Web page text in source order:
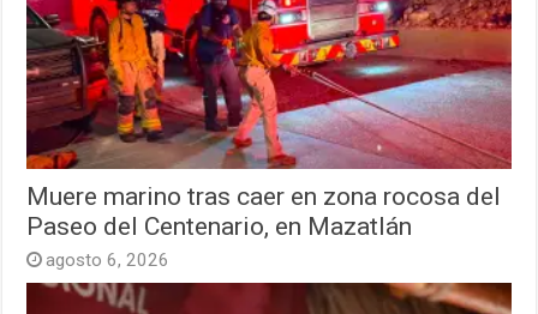
Muere marino tras caer en zona rocosa del
Paseo del Centenario, en Mazatlán
agosto 6, 2026